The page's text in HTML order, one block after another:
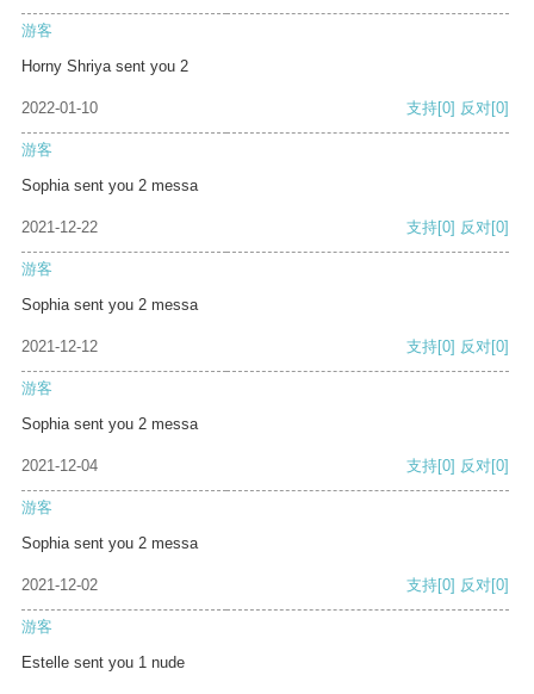
游客
Horny Shriya sent you 2
2022-01-10 支持[0] 反对[0]
游客
Sophia sent you 2 messa
2021-12-22 支持[0] 反对[0]
游客
Sophia sent you 2 messa
2021-12-12 支持[0] 反对[0]
游客
Sophia sent you 2 messa
2021-12-04 支持[0] 反对[0]
游客
Sophia sent you 2 messa
2021-12-02 支持[0] 反对[0]
游客
Estelle sent you 1 nude